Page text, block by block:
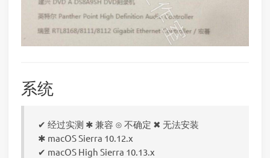
系统
✔ 经过实测 ✱ 兼容 ⊙ 不确定 ✖ 无法安装
✱ macOS Sierra 10.12.x
✔ macOS High Sierra 10.13.x